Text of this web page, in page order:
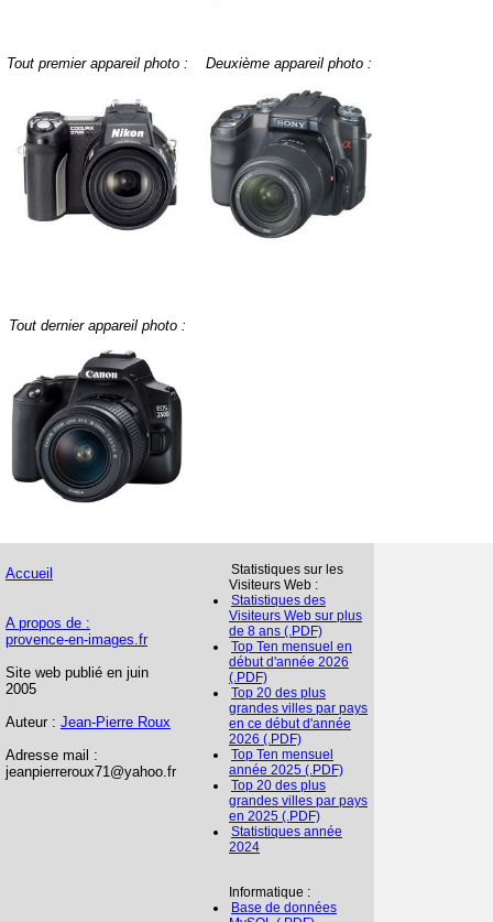
Tout premier appareil photo : Deuxième appareil photo :
Tout dernier appareil photo :
Accueil
A propos de :
provence-en-images.fr
Site web publié en juin
2005
Auteur : Jean-Pierre Roux
Adresse mail :
jeanpierreroux71@yahoo.fr
Statistiques sur les
Visiteurs Web :
Statistiques des
Visiteurs Web sur plus
de 8 ans (.PDF)
Top Ten mensuel en
début d'année 2026
(.PDF)
Top 20 des plus
grandes villes par pays
en ce début d'année
2026 (.PDF)
Top Ten mensuel
année 2025 (.PDF)
Top 20 des plus
grandes villes par pays
en 2025 (.PDF)
Statistiques année
2024
Informatique :
Base de données